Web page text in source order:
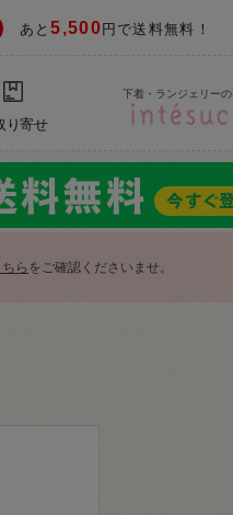
あと5,500 円で送料無料！
り寄せ
下着・ランジェリー
ら をご確認くださいませ。